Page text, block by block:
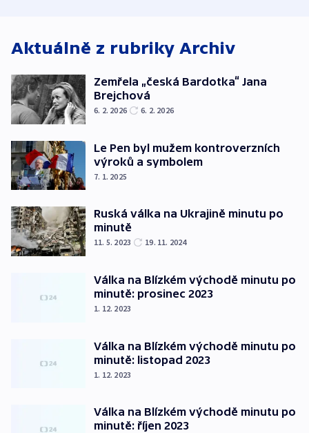
Aktuálně z rubriky Archiv
Zemřela „česká Bardotka“ Jana
Brejchová
6. 2. 2026 6. 2. 2026
Le Pen byl mužem kontroverzních
výroků a symbolem
7. 1. 2025
Ruská válka na Ukrajině minutu po
minutě
11. 5. 2023 19. 11. 2024
Válka na Blízkém východě minutu po
minutě: prosinec 2023
1. 12. 2023
Válka na Blízkém východě minutu po
minutě: listopad 2023
1. 12. 2023
Válka na Blízkém východě minutu po
minutě: říjen 2023